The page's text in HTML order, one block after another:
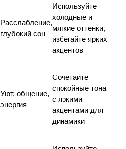
Расслабление,
глубокий сон
Используйте
холодные и
мягкие оттенки,
избегайте ярких
акцентов
Уют, общение,
энергия
Сочетайте
спокойные тона
с яркими
акцентами для
динамики